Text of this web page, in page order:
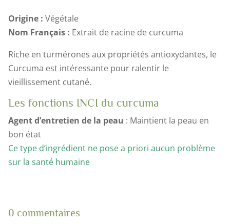
Origine : Végétale
Nom Français : Extrait de racine de curcuma
Riche en turmérones aux propriétés antioxydantes, le
Curcuma est intéressante pour ralentir le
vieillissement cutané.
Les fonctions INCI du curcuma
Agent d’entretien de la peau : Maintient la peau en
bon état
Ce type d’ingrédient ne pose a priori aucun problème
sur la santé humaine
0 commentaires